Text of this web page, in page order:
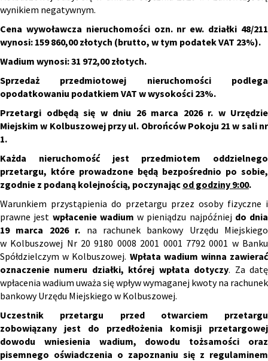
wynikiem negatywnym.
Cena wywoławcza nieruchomości ozn. nr ew. działki 48/211
wynosi: 159 860,00 złotych (brutto, w tym podatek VAT 23%).
Wadium wynosi: 31 972,00 złotych.
Sprzedaż przedmiotowej nieruchomości podlega
opodatkowaniu podatkiem VAT w wysokości 23%.
Przetargi odbędą się w dniu 26 marca 2026 r. w Urzędzie
Miejskim w Kolbuszowej przy ul. Obrońców Pokoju 21 w sali nr
1.
Każda nieruchomość jest przedmiotem oddzielnego
przetargu, które prowadzone będą bezpośrednio po sobie,
zgodnie z podaną kolejnością, poczynając od godziny 9:00.
Warunkiem przystąpienia do przetargu przez osoby fizyczne i
prawne jest wpłacenie wadium w pieniądzu najpóźniej do dnia
19 marca 2026 r. na rachunek bankowy Urzędu Miejskiego
w Kolbuszowej Nr 20 9180 0008 2001 0001 7792 0001 w Banku
Spółdzielczym w Kolbuszowej. Wpłata wadium winna zawierać
oznaczenie numeru działki, której wpłata dotyczy. Za datę
wpłacenia wadium uważa się wpływ wymaganej kwoty na rachunek
bankowy Urzędu Miejskiego w Kolbuszowej.
Uczestnik przetargu przed otwarciem przetargu
zobowiązany jest do przedłożenia komisji przetargowej
dowodu wniesienia wadium, dowodu tożsamości oraz
pisemnego oświadczenia o zapoznaniu się z regulaminem